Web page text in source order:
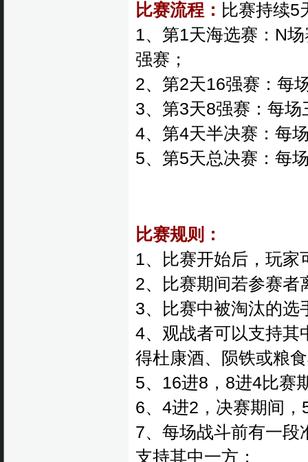
比赛流程： 比赛持续5
1、第1天海选赛：N
强赛；
2、第2天16强赛：每
3、第3天8强赛：每
4、第4天半决赛：每
5、第5天总决赛：每
比赛规则：
1、比赛开始后，玩家
2、比赛期间若参赛者
3、比赛中被淘汰的选
4、观战者可以支持其
得杜康酒、陨铁或粮
5、16进8，8进4比赛
6、4进2，决赛期间
7、每场战斗前有一段
支持其中一方；